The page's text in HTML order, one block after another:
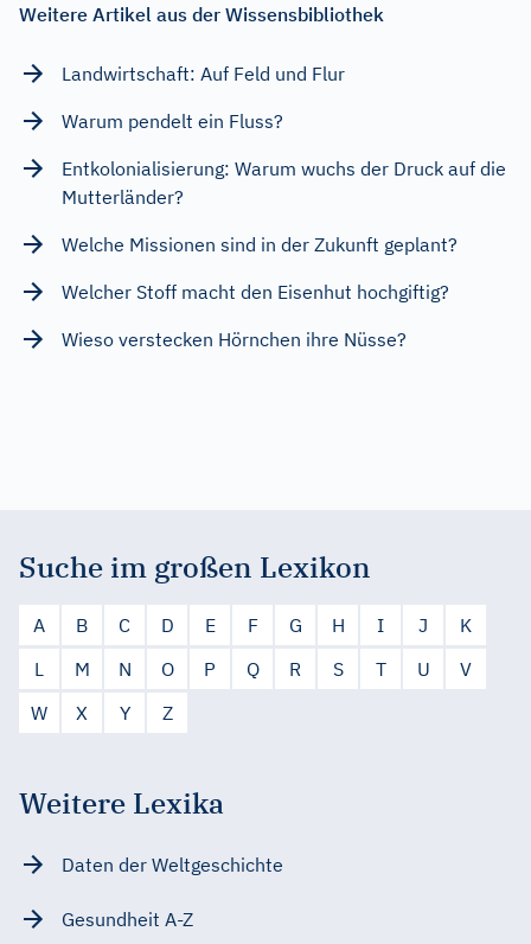
Weitere Artikel aus der Wissensbibliothek
Landwirtschaft: Auf Feld und Flur
Warum pendelt ein Fluss?
Entkolonialisierung: Warum wuchs der Druck auf die
Mutterländer?
Welche Missionen sind in der Zukunft geplant?
Welcher Stoff macht den Eisenhut hochgiftig?
Wieso verstecken Hörnchen ihre Nüsse?
Suche im großen Lexikon
A B C D E F G H I J
K
L
M N O P Q R S T U
V
W
X Y Z
Weitere Lexika
Daten der Weltgeschichte
Gesundheit A-Z